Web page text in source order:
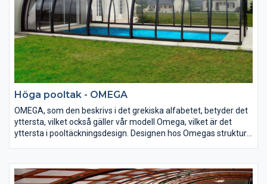
Höga pooltak - OMEGA
OMEGA, som den beskrivs i det grekiska alfabetet, betyder det
yttersta, vilket också gäller vår modell Omega, vilket är det
yttersta i pooltäckningsdesign. Designen hos Omegas struktur
tillåta användarna att gå innanför inneslutningen.